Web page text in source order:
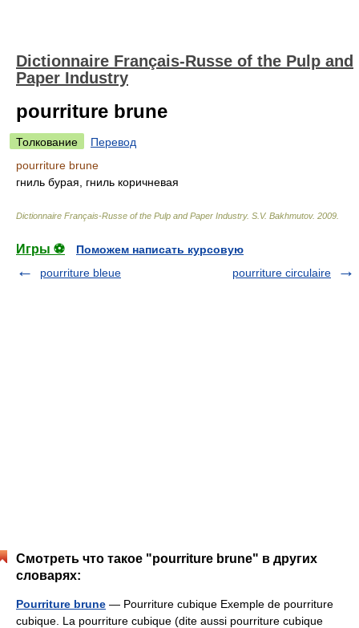
Dictionnaire Français-Russe of the Pulp and
Paper Industry
pourriture brune
Толкование
Перевод
pourriture brune
гниль бурая, гниль коричневая
Dictionnaire Français-Russe of the Pulp and Paper Industry. S.V. Bakhmutov. 2009
Игры ⚽
Поможем написать курсовую
pourriture bleue
pourriture circulaire
Смотреть что такое "pourriture brune" в других
словарях:
Pourriture brune — Pourriture cubique Exemple de pourriture
cubique. La pourriture cubique (dite aussi pourriture cubique